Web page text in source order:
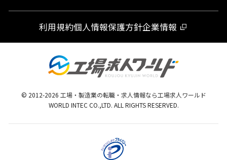
鹿児島県
利用規約個人情報保護方針企業情報
© 2012-2026 工場・製造業の転職・求人情報なら工場求人ワールド
WORLD INTEC CO.,LTD. ALL RIGHTS RESERVED.